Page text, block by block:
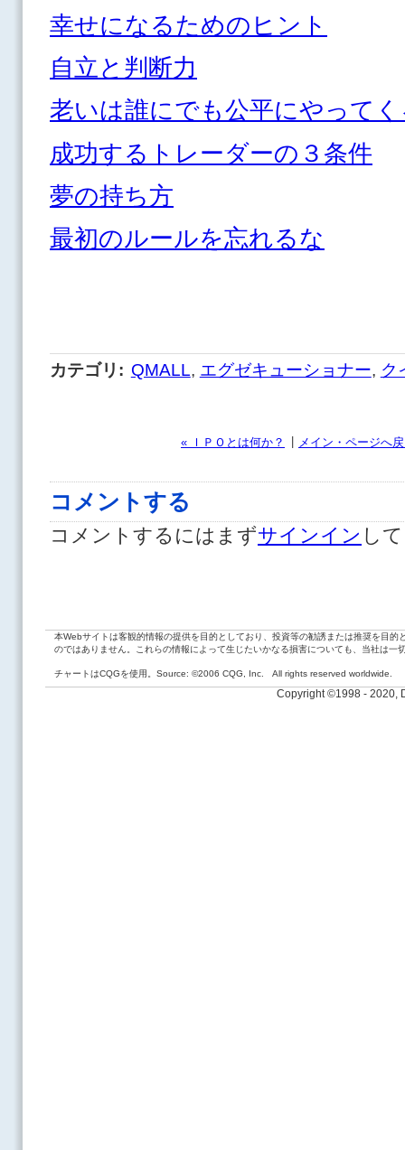
幸せになるためのヒント
自立と判断力
老いは誰にでも公平にやって
成功するトレーダーの３条件
夢の持ち方
最初のルールを忘れるな
カテゴリ : QMALL, エグゼキューショナー, ク
« ＩＰＯとは何か？ | メイン・ページへ
コメントする
コメントするにはまずサインイン し
本Webサイトは客観的情報の提供を目的としており、投資等の勧誘または推奨を目
のではありません。これらの情報によって生じたいかなる損害についても、当社は一
チャートはCQGを使用。Source: ©2006 CQG, Inc. All rights reserved worldwide.
Copyright ©1998 - 2020,